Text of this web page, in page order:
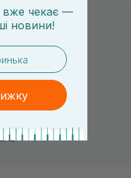
UAH
вже чекає —
новини!